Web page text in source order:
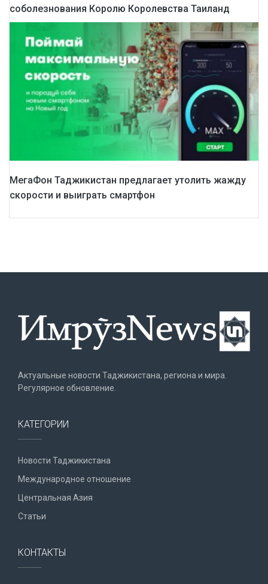
соболезнования Королю Королевства Таиланд
МегаФон Таджикистан предлагает утолить жажду
скорости и выиграть смартфон
Актуальные новости Таджикистана, региона и мира.
Регулярное обновление.
КАТЕГОРИИ
Новости Таджикистана
Международное отношение
Центральная Азия
Статьи
КОНТАКТЫ